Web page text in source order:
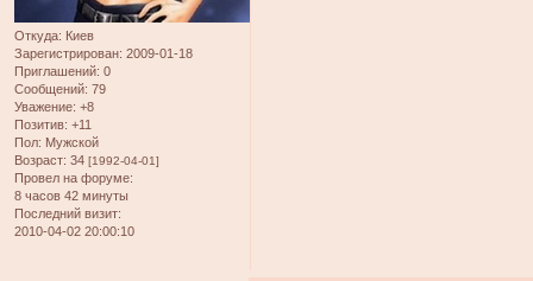
Откуда: Киев
Зарегистрирован: 2009-01-18
Приглашений: 0
Сообщений: 79
Уважение: +8
Позитив: +11
Пол: Мужской
Возраст: 34 [1992-04-01]
Провел на форуме:
8 часов 42 минуты
Последний визит:
2010-04-02 20:00:10